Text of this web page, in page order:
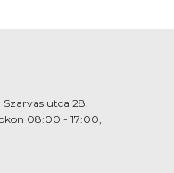
utca 28.
08:00 - 17:00,